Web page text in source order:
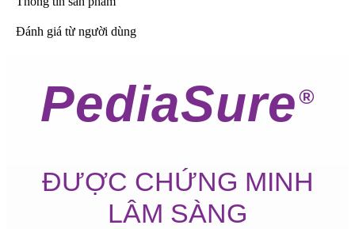
Đánh giá từ người dùng
PediaSure®
ĐƯỢC CHỨNG MINH
LÂM SÀNG